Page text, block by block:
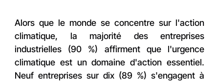
Alors que le monde se concentre sur l'action
climatique, la majorité des entreprises
industrielles (90 %) affirment que l'urgence
climatique est un domaine d'action essentiel.
Neuf entreprises sur dix (89 %) s'engagent à